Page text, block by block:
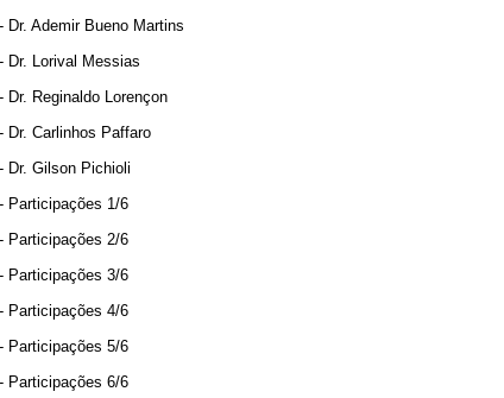
- Dr. Ademir Bueno Martins
- Dr. Lorival Messias
- Dr. Reginaldo Lorençon
- Dr. Carlinhos Paffaro
- Dr. Gilson Pichioli
- Participações 1/6
- Participações 2/6
- Participações 3/6
- Participações 4/6
- Participações 5/6
- Participações 6/6